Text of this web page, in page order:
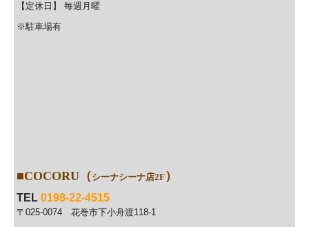
【定休日】 毎週 月曜
※駐車場有
■COCORU （ シーナシーナ店2F）
TEL0198-22-4515
〒025-0074 花巻市下小舟渡118-1